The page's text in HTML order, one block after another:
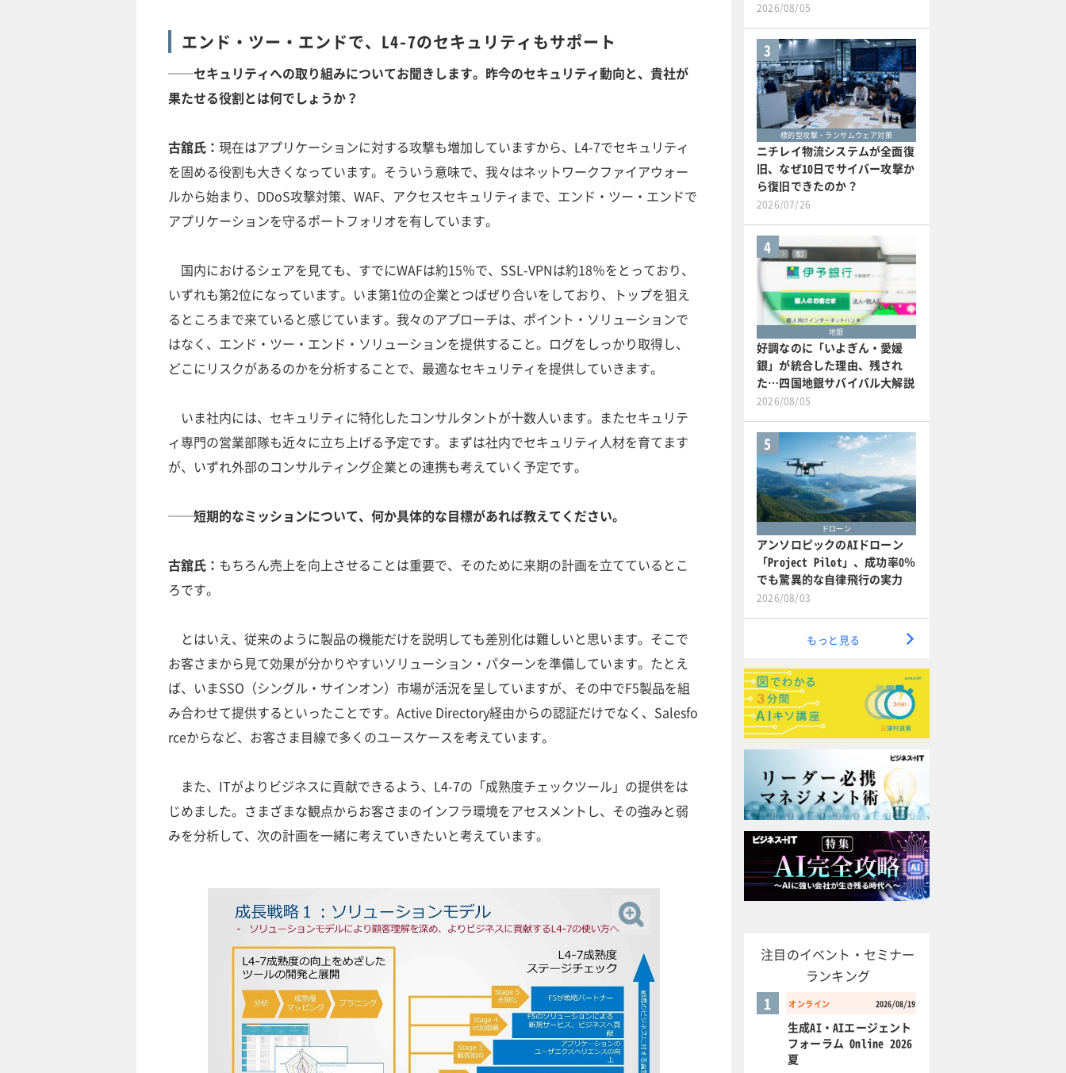
エンド・ツー・エンドで、L4-7のセキュリティもサポート
──セキュリティへの取り組みについてお聞きします。昨今のセキュリティ動向と、貴社が
果たせる役割とは何でしょうか？
古舘氏： 現在はアプリケーションに対する攻撃も増加していますから、L4-7でセキュリティ
を固める役割も大きくなっています。そういう意味で、我々はネットワークファイアウォー
ルから始まり、DDoS攻撃対策、WAF、アクセスセキュリティまで、エンド・ツー・エンドで
アプリケーションを守るポートフォリオを有しています。
国内におけるシェアを見ても、すでにWAFは約15％で、SSL-VPNは約18％をとっており、
いずれも第2位になっています。いま第1位の企業とつばぜり合いをしており、トップを狙え
るところまで来ていると感じています。我々のアプローチは、ポイント・ソリューションで
はなく、エンド・ツー・エンド・ソリューションを提供すること。ログをしっかり取得し、
どこにリスクがあるのかを分析することで、最適なセキュリティを提供していきます。
いま社内には、セキュリティに特化したコンサルタントが十数人います。またセキュリテ
ィ専門の営業部隊も近々に立ち上げる予定です。まずは社内でセキュリティ人材を育てます
が、いずれ外部のコンサルティング企業との連携も考えていく予定です。
──短期的なミッションについて、何か具体的な目標があれば教えてください。
古舘氏： もちろん売上を向上させることは重要で、そのために来期の計画を立てているとこ
ろです。
とはいえ、従来のように製品の機能だけを説明しても差別化は難しいと思います。そこで
お客さまから見て効果が分かりやすいソリューション・パターンを準備しています。たとえ
ば、いまSSO（シングル・サインオン）市場が活況を呈していますが、その中でF5製品を組
み合わせて提供するといったことです。Active Directory経由からの認証だけでなく、Salesfo
rceからなど、お客さま目線で多くのユースケースを考えています。
また、ITがよりビジネスに貢献できるよう、L4-7の「成熟度チェックツール」の提供をは
じめました。さまざまな観点からお客さまのインフラ環境をアセスメントし、その強みと弱
みを分析して、次の計画を一緒に考えていきたいと考えています。
2026/08/05
3
標的型攻撃・ランサムウェア対策
ニチレイ物流システムが全面復
旧、なぜ10日でサイバー攻撃か
ら復旧できたのか？
2026/07/26
4
地銀
好調なのに「いよぎん・愛媛
銀」が統合した理由、残され
た…四国地銀サバイバル大解説
2026/08/05
5
ドローン
アンソロピックのAIドローン
「Project Pilot」、成功率0％
でも驚異的な自律飛行の実力
2026/08/03
もっと見る
注目のイベント・セミナー
ランキング
オンライン 2026/08/19
1
生成AI・AIエージェント
フォーラム Online 2026
夏